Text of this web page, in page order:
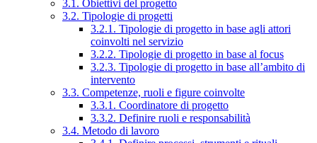
3.1. Obiettivi del progetto
3.2. Tipologie di progetti
3.2.1. Tipologie di progetto in base agli attori
coinvolti nel servizio
3.2.2. Tipologie di progetto in base al focus
3.2.3. Tipologie di progetto in base all’ambito di
intervento
3.3. Competenze, ruoli e figure coinvolte
3.3.1. Coordinatore di progetto
3.3.2. Definire ruoli e responsabilità
3.4. Metodo di lavoro